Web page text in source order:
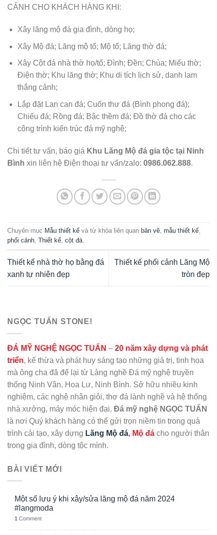
CẢNH CHO KHÁCH HÀNG KHI:
Xây lăng mộ đá gia đình, dòng họ;
Xây Mộ đá; Lăng mộ tổ; Mộ tổ; Lăng thờ đá;
Xây Cột đá nhà thờ họ/tổ; Đình; Đền; Chùa; Miếu thờ;
Điện thờ; Khu lăng thờ; Khu di tích lịch sử, danh lam
thắng cảnh;
Lắp đặt Lan can đá; Cuốn thư đá (Bình phong đá);
Chiếu đá; Rồng đá; Bậc thềm đá; Đồ thờ đá cho các
công trình kiến trúc đá mỹ nghệ;
Chi tiết tư vấn, báo giá Khu Lăng Mộ đá gia tộc tại Ninh
Bình xin liên hệ Điện thoại tư vấn/zalo: 0986.062.888.
Chuyên mục Mẫu thiết kế và từ khóa liên quan bản vẽ, mẫu thiết kế,
phối cảnh, Thiết kế, cột đá.
Thiết kế nhà thờ họ bằng đá
xanh tự nhiên đẹp
Thiết kế phối cảnh Lăng Mộ
tròn đẹp
NGỌC TUẤN STONE!
ĐÁ MỸ NGHỆ NGỌC TUẤN – 20 năm xây dựng và phát
triển, kế thừa và phát huy sáng tạo những giá trị, tinh hoa
mà ông cha đã để lại từ Làng nghề Đá mỹ nghệ truyền
thống Ninh Vân, Hoa Lư, Ninh Bình. Sở hữu nhiều kinh
nghiệm, các nghệ nhân giỏi, thợ đá lành nghề và hệ thống
nhà xưởng, máy móc hiện đại. Đá mỹ nghệ NGỌC TUẤN
là nơi Quý khách hàng có thể gửi trọn niềm tin trong quá
trình cải tạo, xây dựng Lăng Mộ đá, Mộ đá cho người thân
trong gia đình, dòng tộc mình.
BÀI VIẾT MỚI
Một số lưu ý khi xây/sửa lăng mộ đá năm 2024
#langmoda
1 Comment